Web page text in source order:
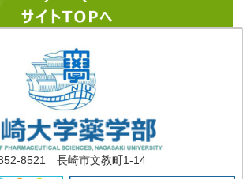
8521 長崎市文教町1-14